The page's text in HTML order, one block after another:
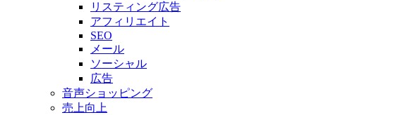
リスティング広告
アフィリエイト
SEO
メール
ソーシャル
広告
音声ショッピング
売上向上